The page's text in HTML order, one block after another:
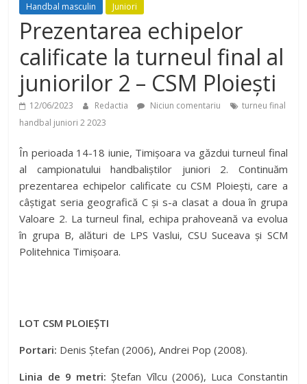
Handbal masculin Juniori
Prezentarea echipelor
calificate la turneul final al
juniorilor 2 – CSM Ploiești
12/06/2023 Redactia Niciun comentariu
turneu final
handbal juniori 2 2023
În perioada 14-18 iunie, Timișoara va găzdui turneul final
al campionatului handbaliștilor juniori 2. Continuăm
prezentarea echipelor calificate cu CSM Ploiești, care a
câștigat seria geografică C și s-a clasat a doua în grupa
Valoare 2. La turneul final, echipa prahoveană va evolua
în grupa B, alături de LPS Vaslui, CSU Suceava și SCM
Politehnica Timișoara.
LOT CSM PLOIEȘTI
Portari: Denis Ștefan (2006), Andrei Pop (2008).
Linia de 9 metri: Ștefan Vîlcu (2006), Luca Constantin